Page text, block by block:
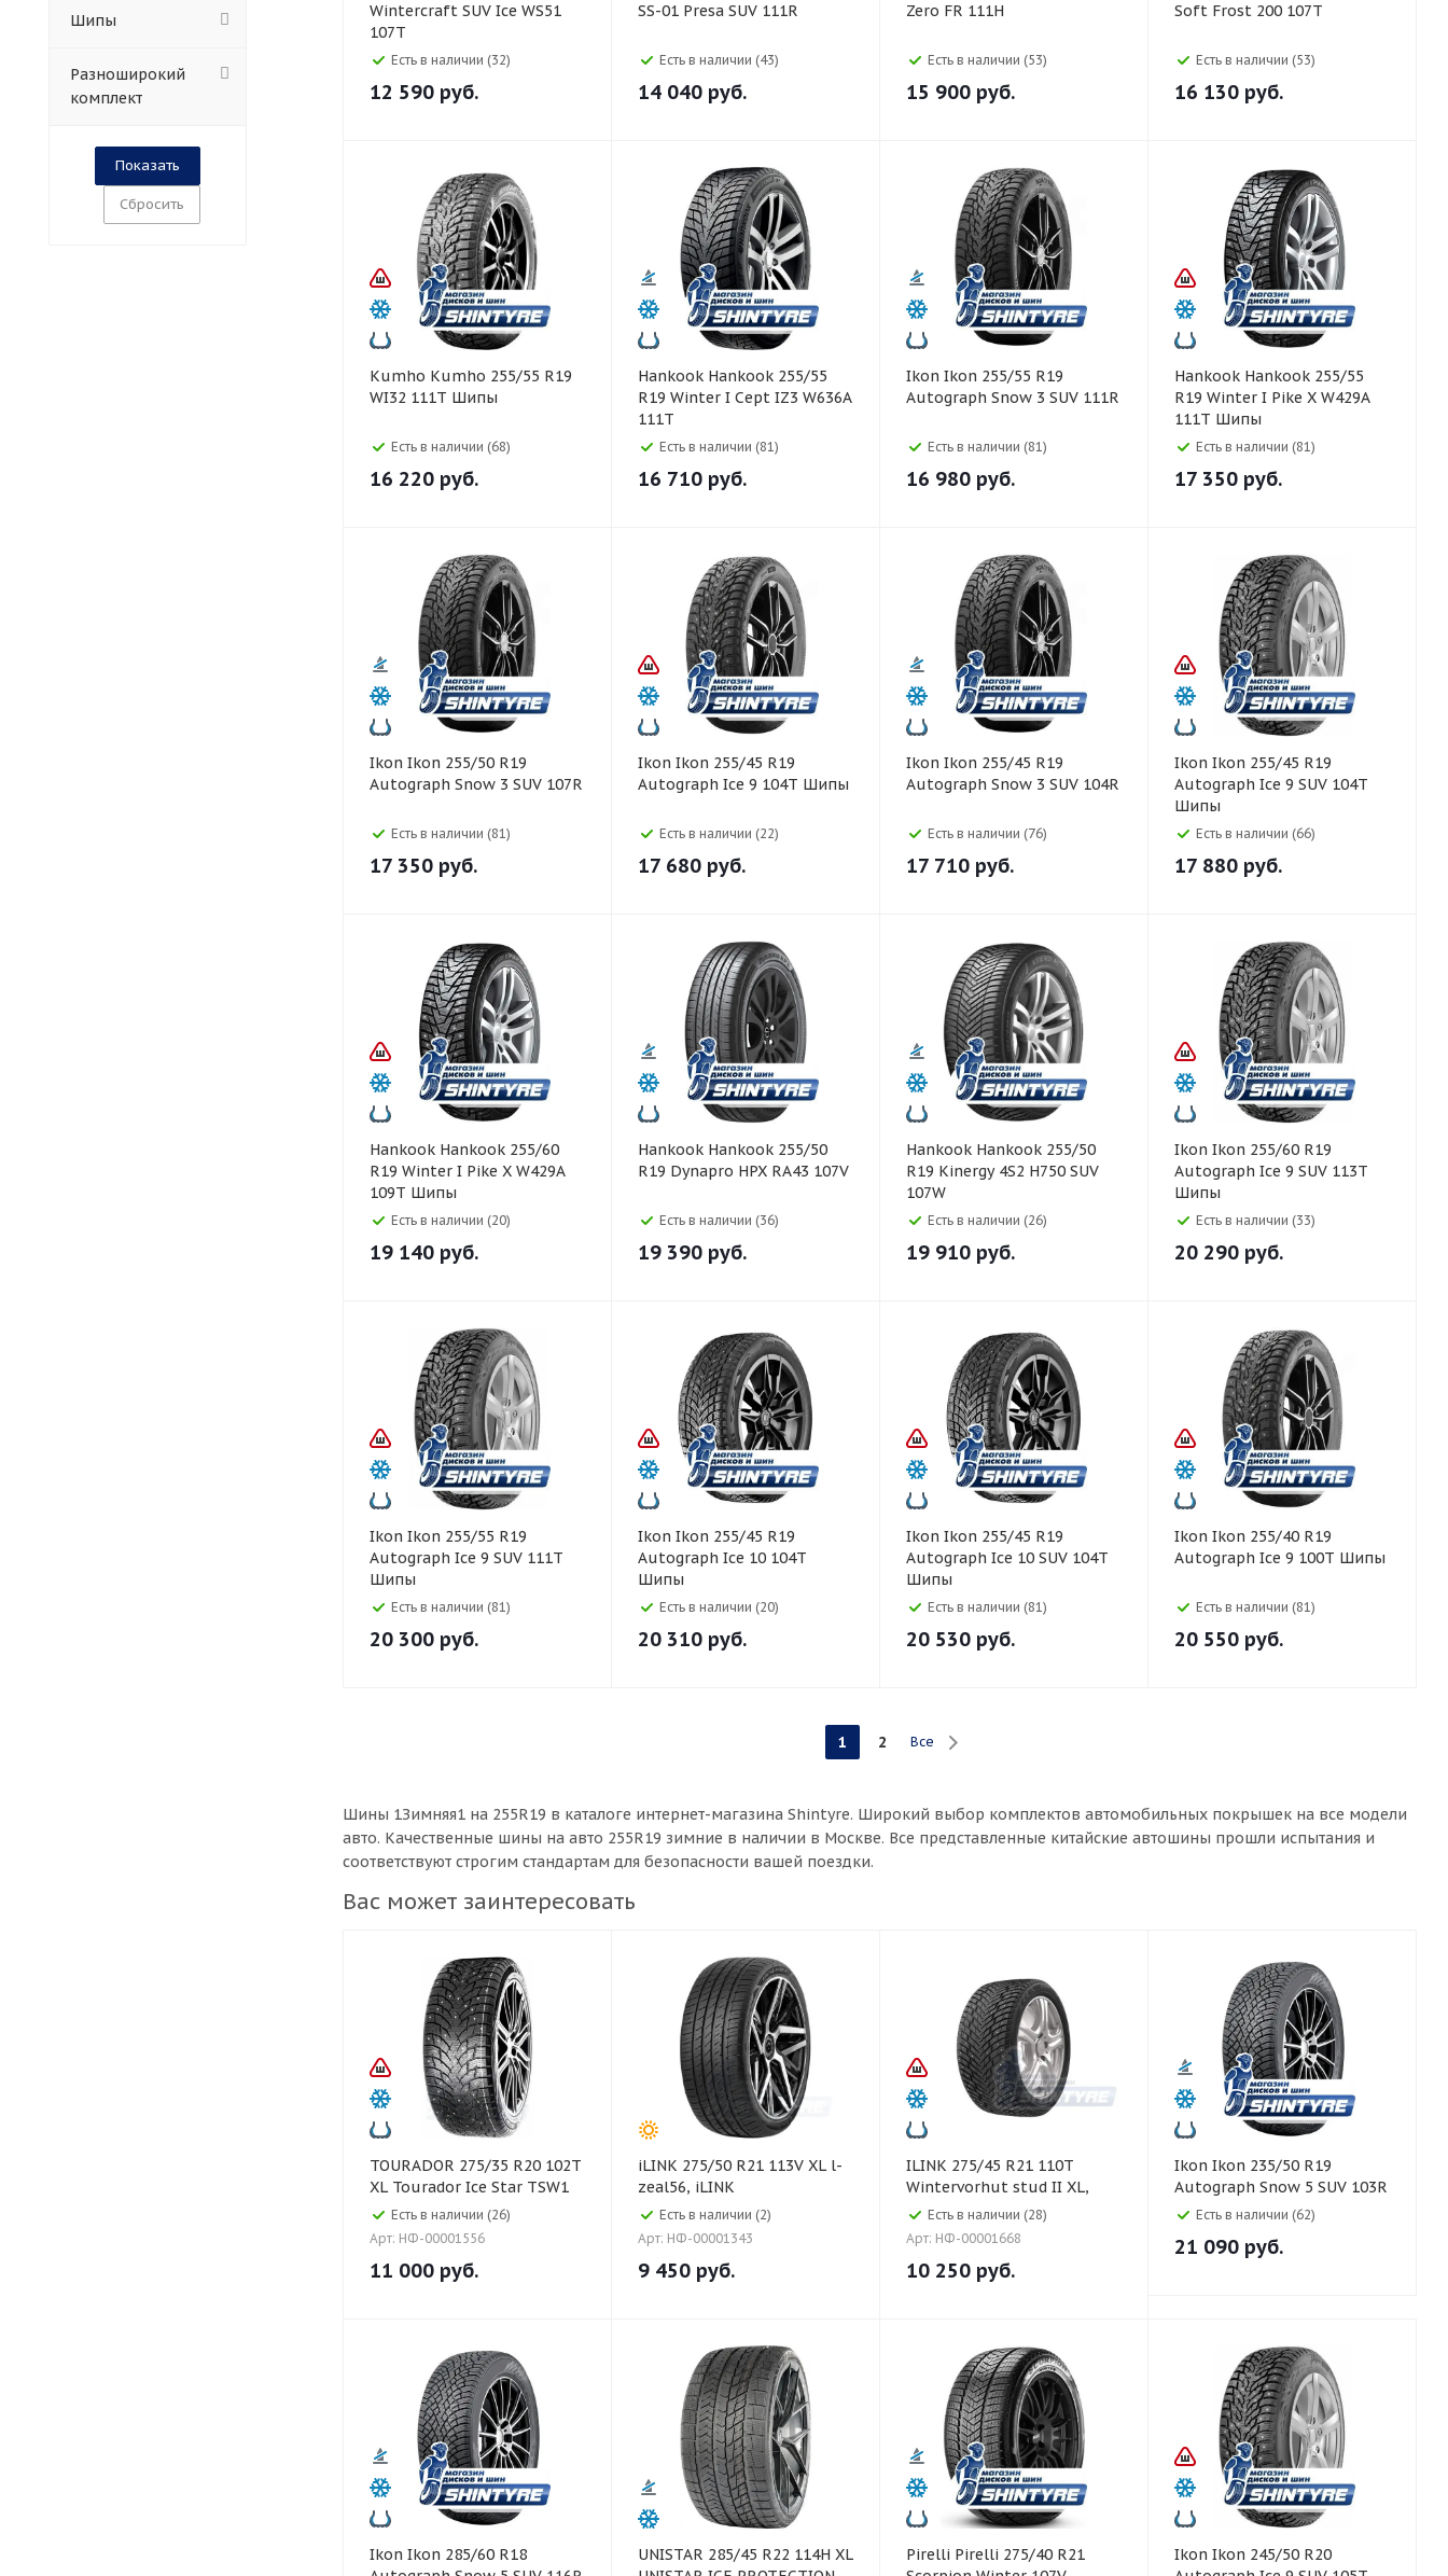
Wintercraft SUV Ice WS51
107T
Есть в наличии (32)
12 590 руб.
SS-01 Presa SUV 111R
Есть в наличии (43)
14 040 руб.
Zero FR 111H
Есть в наличии (53)
15 900 руб.
Soft Frost 200 107T
Есть в наличии (53)
16 130 руб.
Kumho Kumho 255/55 R19
WI32 111T Шипы
Есть в наличии (68)
16 220 руб.
Hankook Hankook 255/55
R19 Winter I Cept IZ3 W636A
111T
Есть в наличии (81)
16 710 руб.
Ikon Ikon 255/55 R19
Autograph Snow 3 SUV 111R
Есть в наличии (81)
16 980 руб.
Hankook Hankook 255/55
R19 Winter I Pike X W429A
111T Шипы
Есть в наличии (81)
17 350 руб.
Ikon Ikon 255/50 R19
Autograph Snow 3 SUV 107R
Есть в наличии (81)
17 350 руб.
Ikon Ikon 255/45 R19
Autograph Ice 9 104T Шипы
Есть в наличии (22)
17 680 руб.
Ikon Ikon 255/45 R19
Autograph Snow 3 SUV 104R
Есть в наличии (76)
17 710 руб.
Ikon Ikon 255/45 R19
Autograph Ice 9 SUV 104T
Шипы
Есть в наличии (66)
17 880 руб.
Hankook Hankook 255/60
R19 Winter I Pike X W429A
109T Шипы
Есть в наличии (20)
19 140 руб.
Hankook Hankook 255/50
R19 Dynapro HPX RA43 107V
Есть в наличии (36)
19 390 руб.
Hankook Hankook 255/50
R19 Kinergy 4S2 H750 SUV
107W
Есть в наличии (26)
19 910 руб.
Ikon Ikon 255/60 R19
Autograph Ice 9 SUV 113T
Шипы
Есть в наличии (33)
20 290 руб.
Ikon Ikon 255/55 R19
Autograph Ice 9 SUV 111T
Шипы
Есть в наличии (81)
20 300 руб.
Ikon Ikon 255/45 R19
Autograph Ice 10 104T
Шипы
Есть в наличии (20)
20 310 руб.
Ikon Ikon 255/45 R19
Autograph Ice 10 SUV 104T
Шипы
Есть в наличии (81)
20 530 руб.
Ikon Ikon 255/40 R19
Autograph Ice 9 100T Шипы
Есть в наличии (81)
20 550 руб.
1 2 Все
Шины 1Зимняя1 на 255R19 в каталоге интернет-магазина Shintyre. Широкий выбор комплектов автомобильных покрышек на все модели
авто. Качественные шины на авто 255R19 зимние в наличии в Москве. Все представленные китайские автошины прошли испытания и
соответствуют строгим стандартам для безопасности вашей поездки.
Вас может заинтересовать
TOURADOR 275/35 R20 102T
XL Tourador Ice Star TSW1
Есть в наличии (26)
Арт: НФ-00001556
11 000 руб.
iLINK 275/50 R21 113V XL l-
zeal56, iLINK
Есть в наличии (2)
Арт: НФ-00001343
9 450 руб.
ILINK 275/45 R21 110T
Wintervorhut stud II XL,
ilinkЕсть в наличии (28)
Арт: НФ-00001668
10 250 руб.
Ikon Ikon 235/50 R19
Autograph Snow 5 SUV 103R
Есть в наличии (62)
21 090 руб.
Ikon Ikon 285/60 R18
UNISTAR 285/45 R22 114H XL
Pirelli Pirelli 275/40 R21
Ikon Ikon 245/50 R20
Шипы
Разноширокий
комплект
Сбросить